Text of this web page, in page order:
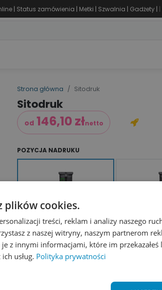
| Status zamówienia | Metki | Szwalnia | Gadżety | |
Strona główna Sitodruk
Sitodruk
od 146,10 złnetto
POZYCJA NADRUKU
Przód Lewa (60 × 80 mm)
Dodaj do koszyka
Zobacz wszystkie kolory
plików cookies.
treści, reklam i analizy naszego
z naszej witryny, naszym partnerom
z innymi informacjami, które im
usług. Polityka prywatności